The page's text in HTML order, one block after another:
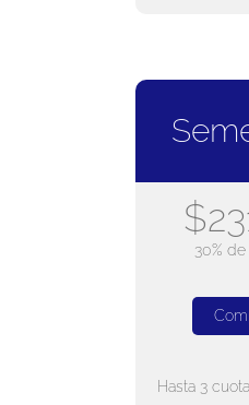
30%
Hasta 3